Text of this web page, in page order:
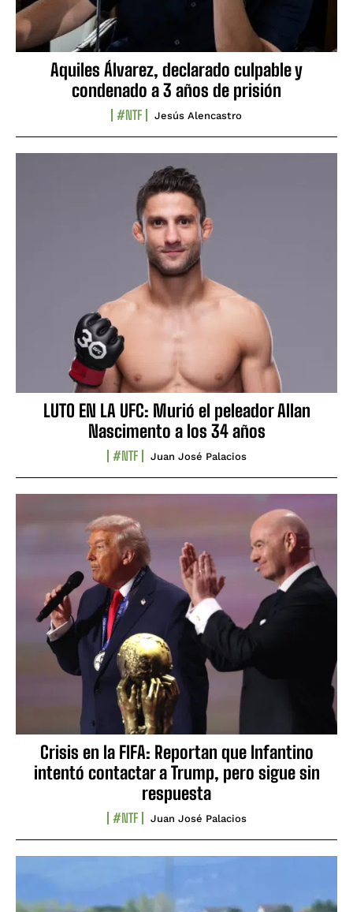
Aquiles Álvarez, declarado culpable y
condenado a 3 años de prisión
#NTF Jesús Alencastro
LUTO EN LA UFC: Murió el peleador Allan
Nascimento a los 34 años
#NTF Juan José Palacios
Crisis en la FIFA: Reportan que Infantino
intentó contactar a Trump, pero sigue sin
respuesta
#NTF Juan José Palacios